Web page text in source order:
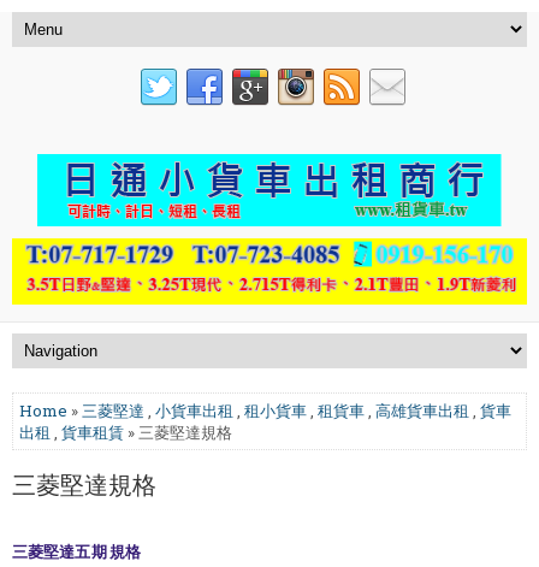
Home »三菱堅達 , 小貨車出租 , 租小貨車, 租貨車, 高雄貨車出租 , 貨車
出租 , 貨車租賃 » 三菱堅達規格
三菱堅達規格
三菱堅達五期規格